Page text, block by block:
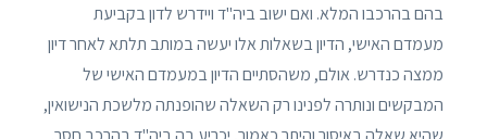
בהם בהרכבו המלא. ואם ישוב ביה"ד ויידרש לדון בקביעת
מעמדם האישי, הדיון בשאלות אלו יעשה במותב תלתא לאחר דיון
ממצה כנדרש. אולם, משהסתיים הדיון במעמדם האישי של
המבקשים ונותרה לפנינו רק השאלה שהופנתה מלשכת הנישואין,